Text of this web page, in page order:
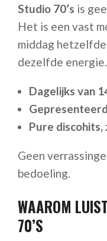
Studio 70’s is
Het is een vast
middag
dezelfde energie.
Dagelijks van
Pure
Geen
bedoeling.
WAAROM
70’S